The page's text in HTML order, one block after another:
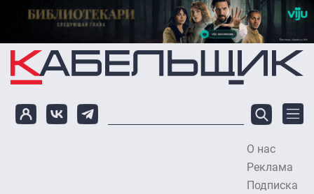
Перейти к основному содержанию
О нас
Реклама
Подписка